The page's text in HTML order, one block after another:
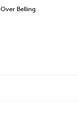
Over Belling